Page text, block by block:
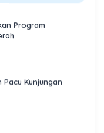
Program
Kunjungan